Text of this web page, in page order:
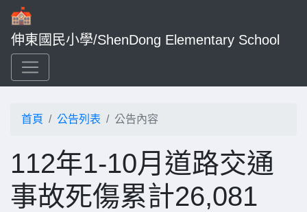
伸東國民小學/ShenDong Elementary School
首頁 公告列表 公告內容
112年1-10月道路交通
事故死傷累計26,081